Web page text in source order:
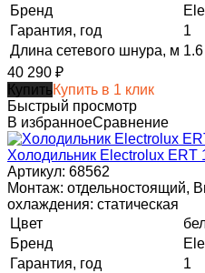
Бренд
Гарантия, год
1
Длина сетевого шнура, м 1.6
40 290 ₽
КупитьКупить в 1 клик
Быстрый просмотр
В избранноеСравнение
Холодильник Electrolux ERT
Артикул: 68562
Монтаж: отдельностоящий,
охлаждения: статическая
Цвет
Бренд
Гарантия, год
1